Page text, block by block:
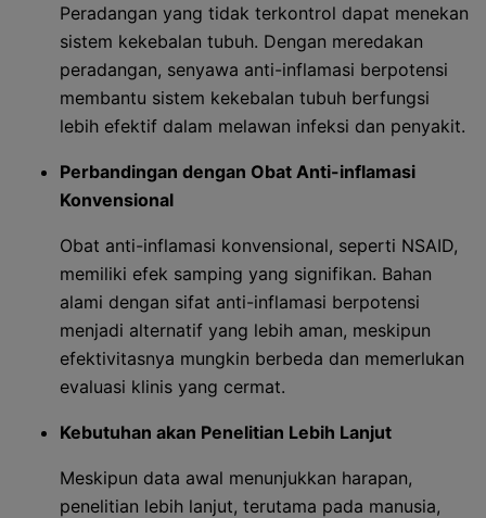
Peradangan yang tidak terkontrol dapat menekan
sistem kekebalan tubuh. Dengan meredakan
peradangan, senyawa anti-inflamasi berpotensi
membantu sistem kekebalan tubuh berfungsi
lebih efektif dalam melawan infeksi dan penyakit.
Perbandingan dengan Obat Anti-inflamasi
Konvensional
Obat anti-inflamasi konvensional, seperti NSAID,
memiliki efek samping yang signifikan. Bahan
alami dengan sifat anti-inflamasi berpotensi
menjadi alternatif yang lebih aman, meskipun
efektivitasnya mungkin berbeda dan memerlukan
evaluasi klinis yang cermat.
Kebutuhan akan Penelitian Lebih Lanjut
Meskipun data awal menunjukkan harapan,
penelitian lebih lanjut, terutama pada manusia,